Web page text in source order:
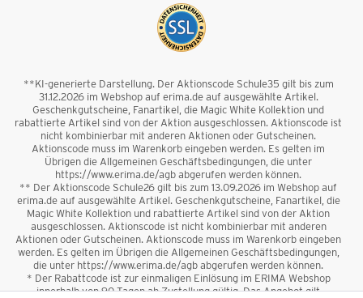
**KI-generierte Darstellung. Der Aktionscode Schule35 gilt bis zum
31.12.2026 im Webshop auf erima.de auf ausgewählte Artikel.
Geschenkgutscheine, Fanartikel, die Magic White Kollektion und
rabattierte Artikel sind von der Aktion ausgeschlossen. Aktionscode ist
nicht kombinierbar mit anderen Aktionen oder Gutscheinen.
Aktionscode muss im Warenkorb eingeben werden. Es gelten im
Übrigen die Allgemeinen Geschäftsbedingungen, die unter
https://www.erima.de/agb abgerufen werden können.
** Der Aktionscode Schule26 gilt bis zum 13.09.2026 im Webshop auf
erima.de auf ausgewählte Artikel. Geschenkgutscheine, Fanartikel, die
Magic White Kollektion und rabattierte Artikel sind von der Aktion
ausgeschlossen. Aktionscode ist nicht kombinierbar mit anderen
Aktionen oder Gutscheinen. Aktionscode muss im Warenkorb eingeben
werden. Es gelten im Übrigen die Allgemeinen Geschäftsbedingungen,
die unter https://www.erima.de/agb abgerufen werden können.
* Der Rabattcode ist zur einmaligen Einlösung im ERIMA Webshop
innerhalb von 90 Tagen ab Zustellung gültig. Das Angebot gilt